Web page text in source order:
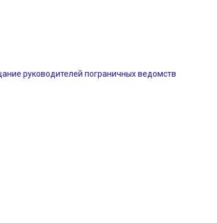
руководителей пограничных ведомств